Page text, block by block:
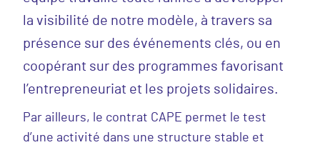
la visibilité de notre modèle, à travers sa
présence sur des événements clés, ou en
coopérant sur des programmes favorisant
l’entrepreneuriat et les projets solidaires.
Par ailleurs, le contrat CAPE permet le test
d’une activité dans une structure stable et